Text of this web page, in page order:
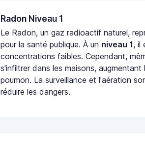
Radon Niveau 1
Le Radon, un gaz radioactif naturel,
pour la santé publique. À un niveau 1, il
concentrations faibles. Cependant,
s'infiltrer dans les maisons, augmentant
poumon. La surveillance et l'aération
réduire les dangers.